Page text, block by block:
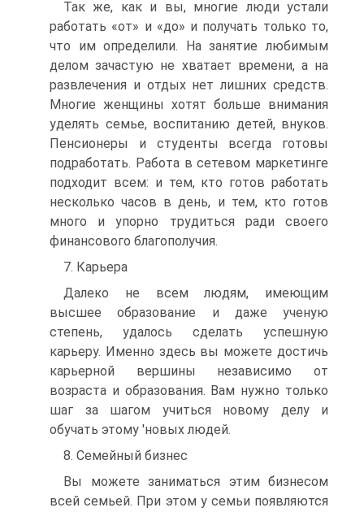
Так же, как и вы, многие люди устали
работать «от» и «до» и получать только то,
что им определили. На занятие любимым
делом зачастую не хватает времени, а на
развлечения и отдых нет лишних средств.
Многие женщины хотят больше внимания
уделять семье, воспитанию детей, внуков.
Пенсионеры и студенты всегда готовы
подработать. Работа в сетевом маркетинге
подходит всем: и тем, кто готов работать
несколько часов в день, и тем, кто готов
много и упорно трудиться ради своего
финансового благополучия.
7. Карьера
Далеко не всем людям, имеющим
высшее образование и даже ученую
степень, удалось сделать успешную
карьеру. Именно здесь вы можете достичь
карьерной вершины независимо от
возраста и образования. Вам нужно только
шаг за шагом учиться новому делу и
обучать этому 'новых людей.
8. Семейный бизнес
Вы можете заниматься этим бизнесом
всей семьей. При этом у семьи появляются